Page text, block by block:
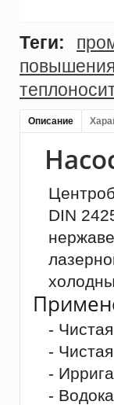
Теги:
Описание
DIN
-
-
-
-